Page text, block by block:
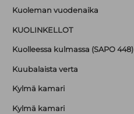
Kuoleman vuodenaika
KUOLINKELLOT
Kuolleessa kulmassa (SAPO 448)
Kuubalaista verta
Kylmä kamari
Kylmä kamari